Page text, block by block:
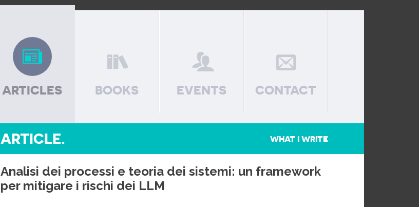
ARTICLES BOOKS EVENTS CONTACT
ARTICLE. WHAT I WRITE
Analisi dei processi e teoria dei sistemi: un framework
per mitigare i rischi dei LLM